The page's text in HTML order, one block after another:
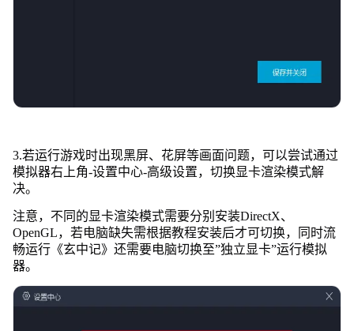
3.若运行游戏时出现黑屏、花屏等画面问题，可以尝试通过
模拟器右上角-设置中心-高级设置，切换显卡渲染模式解
决。
注意，不同的显卡渲染模式需要分别安装DirectX、
OpenGL，若电脑缺失需根据教程安装后才可切换，同时流
畅运行《玄中记》还需要电脑切换至”独立显卡”运行模拟
器。